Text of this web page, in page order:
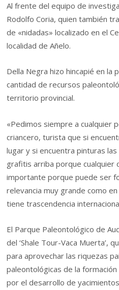
Al frente del equipo de
Rodolfo Coria, quien también
de «nidadas» localizado en el
localidad de Añelo.
Della Negra hizo hincapié en la
cantidad de recursos
territorio provincial.
«Pedimos siempre a cualquier
criancero, turista que si
lugar y si encuentra pinturas
grafitis arriba porque cualquier
importante porque puede ser
relevancia muy grande como
tiene trascendencia
El Parque Paleontológico de
del ‘Shale Tour-Vaca Muerta’,
para aprovechar las riquezas
paleontológicas de la
por el desarrollo de